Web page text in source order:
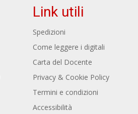
Link utili
Spedizioni
Come leggere i digitali
Carta del Docente
Privacy & Cookie Policy
Termini e condizioni
Accessibilità